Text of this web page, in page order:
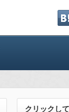
クリックし